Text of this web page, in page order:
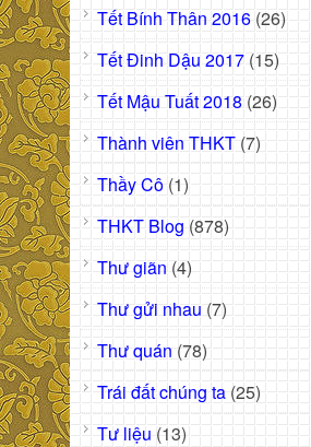
Tết Bính Thân 2016 (26)
Tết Đinh Dậu 2017 (15)
Tết Mậu Tuất 2018 (26)
Thành viên THKT (7)
Thầy Cô (1)
THKT Blog (878)
Thư giãn (4)
Thư gửi nhau (7)
Thư quán (78)
Trái đất chúng ta (25)
Tư liệu (13)